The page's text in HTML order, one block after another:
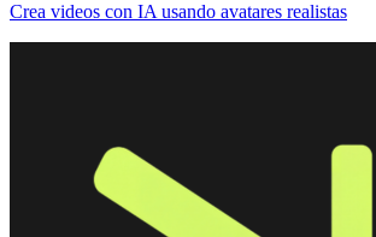
Crea videos con IA usando avatares realistas